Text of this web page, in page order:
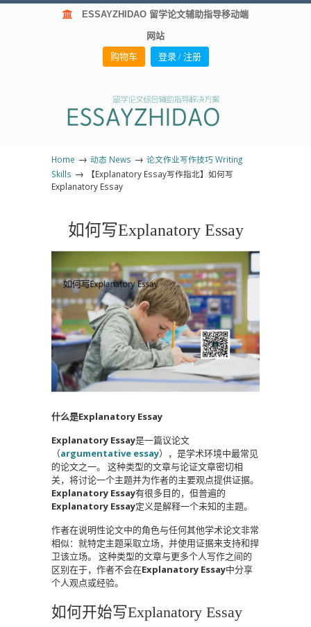
ESSAYZHIDAO 留学论文辅助指导移动端
网站
购物车 登录 / 注册
Home → 动态 News → 论文作业写作技巧 Writing
Skills →
【Explanatory Essay写作指北】如何写
Explanatory Essay
如何写Explanatory Essay
什么是Explanatory Essay
Explanatory Essay是一篇议论文
（argumentative essay），是学术环境中最常见
的论文之一。 这种类型的文章与论证文章密切相
关，将讨论一个主题并为作者的主要观点提供证据。
Explanatory Essay有很多目的，但普遍的
Explanatory Essay定义是解释一个未知的主题。
作者在说明性论文中的角色与任何其他学术论文非常
相似：就特定主题采取立场，并使用证据来支持和捍
卫该立场。 这种类型的文章与更多个人写作之间的
区别在于，作者不会在Explanatory Essay中分享
个人观点或经验。
如何开始写Explanatory Essay